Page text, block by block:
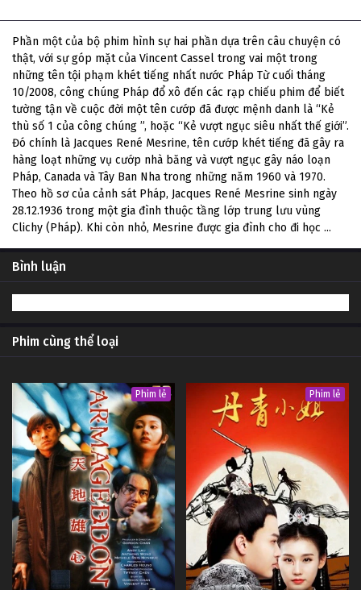
Phần một của bộ phim hình sự hai phần dựa trên câu chuyện có
thật, với sự góp mặt của Vincent Cassel trong vai một trong
những tên tội phạm khét tiếng nhất nước Pháp Từ cuối tháng
10/2008, công chúng Pháp đổ xô đến các rạp chiếu phim để biết
tường tận về cuộc đời một tên cướp đã được mệnh danh là “Kẻ
thù số 1 của công chúng ”, hoặc “Kẻ vượt ngục siêu nhất thế giới”.
Đó chính là Jacques René Mesrine, tên cướp khét tiếng đã gây ra
hàng loạt những vụ cướp nhà băng và vượt ngục gây náo loạn
Pháp, Canada và Tây Ban Nha trong những năm 1960 và 1970.
Theo hồ sơ của cảnh sát Pháp, Jacques René Mesrine sinh ngày
28.12.1936 trong một gia đình thuộc tầng lớp trung lưu vùng
Clichy (Pháp). Khi còn nhỏ, Mesrine được gia đình cho đi học ...
Bình luận
Phim cùng thể loại
Phim lẻ Phim lẻ